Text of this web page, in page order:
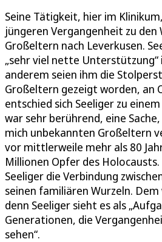
Seine Tätigkeit, hier im
jüngeren Vergangenheit zu den
Großeltern nach Leverkusen.
„sehr viel nette
anderem seien ihm die
Großeltern gezeigt worden, an
entschied sich Seeliger zu
war sehr berührend, eine
mich unbekannten Großeltern
vor mittlerweile mehr als 80
Millionen Opfer des
Seeliger die Verbindung
seinen familiären Wurzeln.
denn Seeliger sieht es als
Generationen, die
sehen“.